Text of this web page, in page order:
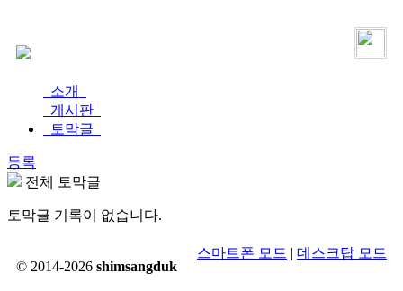
소개
게시판
토막글
등록
전체 토막글
토막글 기록이 없습니다.
© 2014-2026 shimsangduk
스마트폰 모드 | 데스크탑 모드